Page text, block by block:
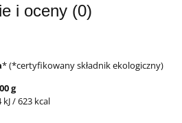
i oceny (0)
* (*certyfikowany składnik ekologiczny)
g
/ 623 kcal